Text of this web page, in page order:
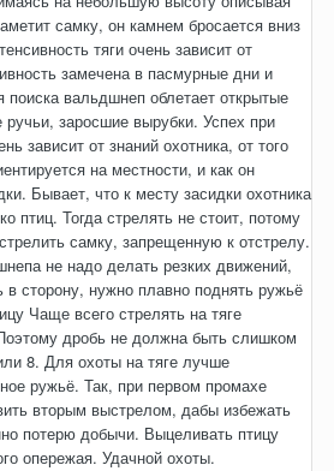
самку, он камнем бросается вниз
тяги очень зависит от
замечена в пасмурные дни и
вальдшнеп облетает открытые
ручьи, заросшие вырубки. Успех при
зависит от знаний охотника, от того
на местности, и как он
Бывает, что к месту засидки охотника
птиц. Тогда стрелять не стоит, потому
самку, запрещенную к отстрелу.
не надо делать резких движений,
в сторону, нужно плавно поднять ружьё
Чаще всего стрелять на тяге
дробь не должна быть слишком
8. Для охоты на тяге лучше
ружьё. Так, при первом промахе
вторым выстрелом, дабы избежать
потерю добычи. Выцеливать птицу
опережая. Удачной охоты.